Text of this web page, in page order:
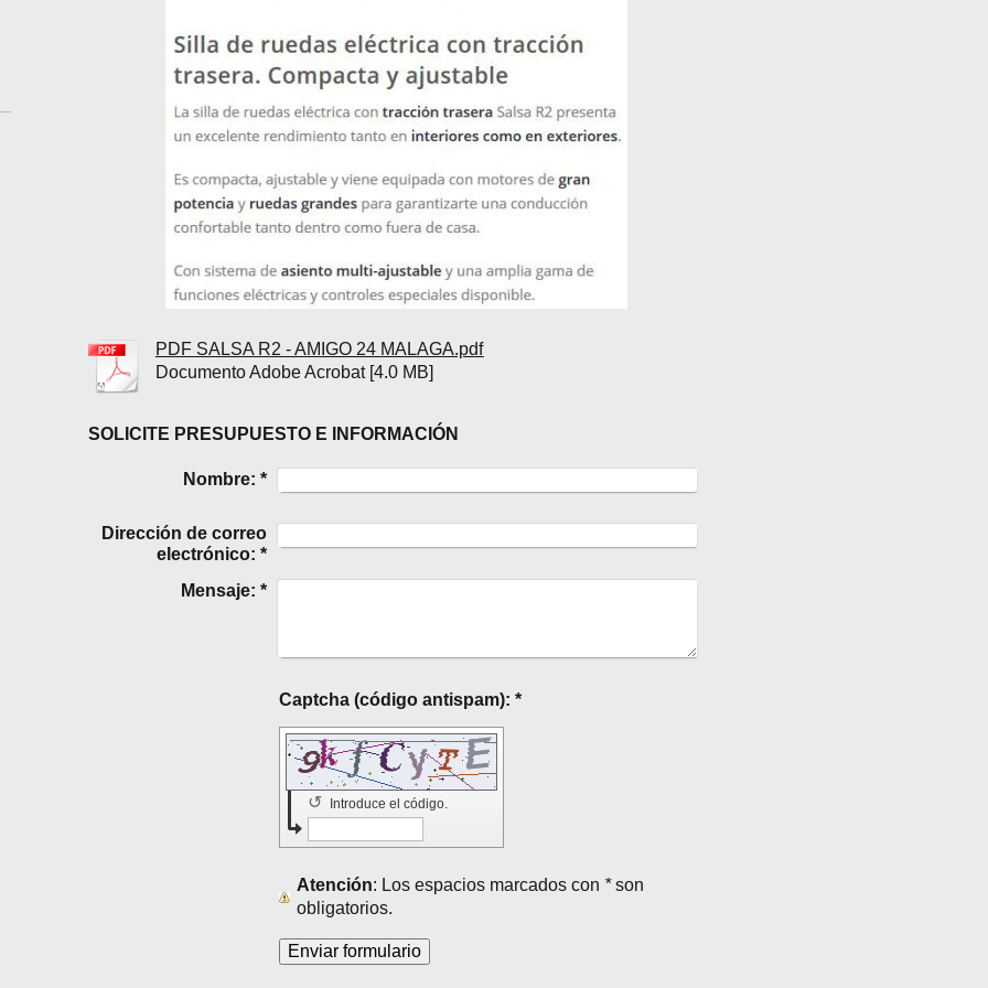
PDF SALSA R2 - AMIGO 24 MALAGA.pdf
Documento Adobe Acrobat [4.0 MB]
SOLICITE PRESUPUESTO E INFORMACIÓN
Nombre: *
Dirección de correo
electrónico: *
Mensaje: *
Captcha (código antispam): *
Introduce el código.
↺
Atención : Los espacios marcados con *son
obligatorios.